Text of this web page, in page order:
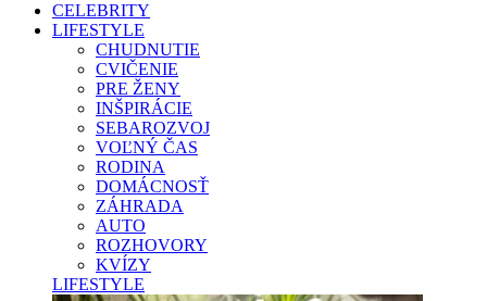
CELEBRITY
LIFESTYLE
CHUDNUTIE
CVIČENIE
PRE ŽENY
INŠPIRÁCIE
SEBAROZVOJ
VOĽNÝ ČAS
RODINA
DOMÁCNOSŤ
ZÁHRADA
AUTO
ROZHOVORY
KVÍZY
LIFESTYLE